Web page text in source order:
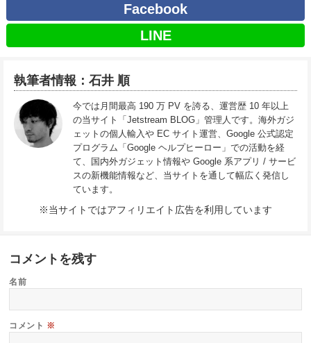
Facebook
LINE
執筆者情報：石井 順
今では月間最高 190 万 PV を誇る、運営歴 10 年以上
の当サイト「Jetstream BLOG」管理人です。海外ガジ
ェットの個人輸入や EC サイト運営、Google 公式認定
プログラム「Google ヘルプヒーロー」での活動を経
て、国内外ガジェット情報や Google 系アプリ / サービ
スの新機能情報など、当サイトを通して幅広く発信し
ています。
※当サイトではアフィリエイト広告を利用しています
コメントを残す
名前
コメント ※